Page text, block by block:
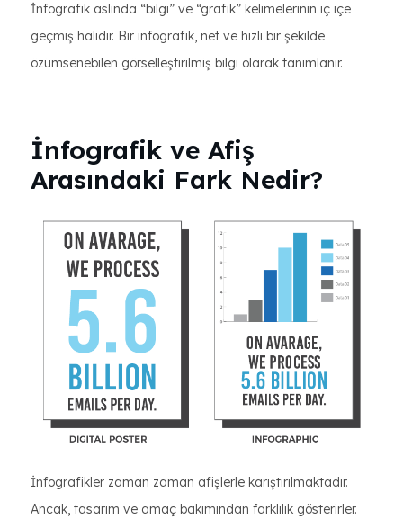
İnfografik aslında “bilgi” ve “grafik” kelimelerinin iç içe
geçmiş halidir. Bir infografik, net ve hızlı bir şekilde
özümsenebilen görselleştirilmiş bilgi olarak tanımlanır.
İnfografik ve Afiş
Arasındaki Fark Nedir?
İnfografikler zaman zaman afişlerle karıştırılmaktadır.
Ancak, tasarım ve amaç bakımından farklılık gösterirler.